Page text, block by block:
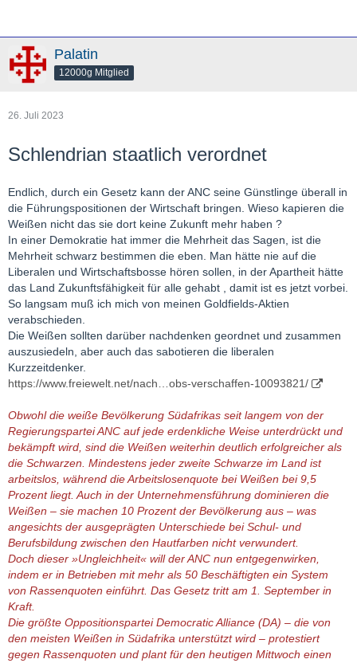
Palatin
12000g Mitglied
26. Juli 2023
Schlendrian staatlich verordnet
Endlich, durch ein Gesetz kann der ANC seine Günstlinge überall in
die Führungspositionen der Wirtschaft bringen. Wieso kapieren die
Weißen nicht das sie dort keine Zukunft mehr haben ?
In einer Demokratie hat immer die Mehrheit das Sagen, ist die
Mehrheit schwarz bestimmen die eben. Man hätte nie auf die
Liberalen und Wirtschaftsbosse hören sollen, in der Apartheit hätte
das Land Zukunftsfähigkeit für alle gehabt , damit ist es jetzt vorbei.
So langsam muß ich mich von meinen Goldfields-Aktien
verabschieden.
Die Weißen sollten darüber nachdenken geordnet und zusammen
auszusiedeln, aber auch das sabotieren die liberalen
Kurzzeitdenker.
https://www.freiewelt.net/nach…obs-verschaffen-10093821/
Obwohl die weiße Bevölkerung Südafrikas seit langem von der
Regierungspartei ANC auf jede erdenkliche Weise unterdrückt und
bekämpft wird, sind die Weißen weiterhin deutlich erfolgreicher als
die Schwarzen. Mindestens jeder zweite Schwarze im Land ist
arbeitslos, während die Arbeitslosenquote bei Weißen bei 9,5
Prozent liegt. Auch in der Unternehmensführung dominieren die
Weißen – sie machen 10 Prozent der Bevölkerung aus – was
angesichts der ausgeprägten Unterschiede bei Schul- und
Berufsbildung zwischen den Hautfarben nicht verwundert.
Doch dieser »Ungleichheit« will der ANC nun entgegenwirken,
indem er in Betrieben mit mehr als 50 Beschäftigten ein System
von Rassenquoten einführt. Das Gesetz tritt am 1. September in
Kraft.
Die größte Oppositionspartei Democratic Alliance (DA) – die von
den meisten Weißen in Südafrika unterstützt wird – protestiert
gegen Rassenquoten und plant für den heutigen Mittwoch einen